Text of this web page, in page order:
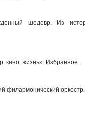
шедевр. Из
кино, жизнь». Избранное.
филармонический оркестр.